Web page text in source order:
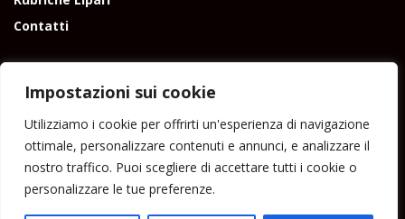
Impostazioni sui cookie
Utilizziamo i cookie per offrirti un'esperienza di navigazione
ottimale, personalizzare contenuti e annunci, e analizzare il
nostro traffico. Puoi scegliere di accettare tutti i cookie o
personalizzare le tue preferenze.
Contatti
Direttore responsabile: Peppe Paino - Eolmedia, via Zinzolo, 20 - 980555 -
Lipari (Me) - Tel. 3924544698 e-mail: giornaledilipari@gmail.com -
peppepaino1@gmail.com Testata registrata al Tribunale di Barcellona
P.G.